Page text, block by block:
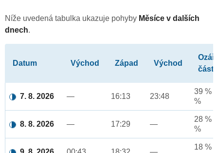
Níže uvedená tabulka ukazuje pohyby Měsíce v dalších
dnech.
Datum Východ Západ Východ
část
7. 8. 2026 — 16:13 23:48
39 %
%
8. 8. 2026 — 17:29 —
28 %
%
18 %